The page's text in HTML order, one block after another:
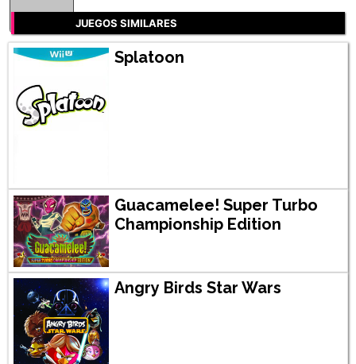
JUEGOS SIMILARES
Splatoon
Guacamelee! Super Turbo
Championship Edition
Angry Birds Star Wars